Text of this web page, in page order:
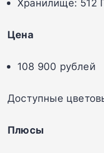
Цена
108 900 рублей
Доступные
Плюсы